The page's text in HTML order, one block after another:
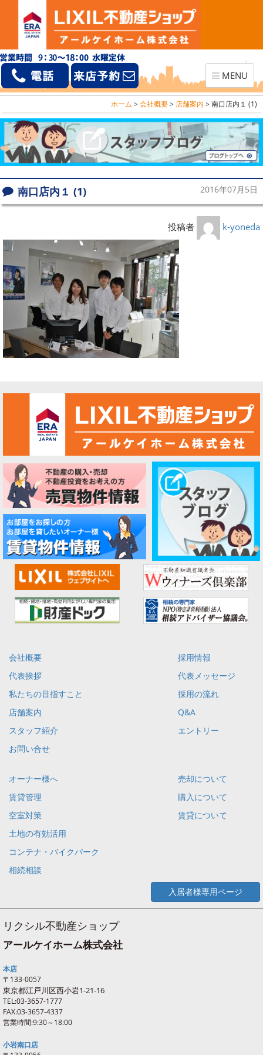
Toggle
navigation
MENU
ホーム >会社概要> 店舗案内 >南口店内１ (1)
南口店内１ (1) 2016年07月5日
投稿者 k-yoneda
会社概要
代表挨拶
私たちの目指すこと
店舗案内
スタッフ紹介
お問い合せ
採用情報
代表メッセージ
採用の流れ
Q&A
エントリー
オーナー様へ
賃貸管理
空室対策
土地の有効活用
コンテナ・バイクパーク
相続相談
売却について
購入について
賃貸について
入居者様専用ページ
リクシル不動産ショップ
アールケイホーム株式会社
本店
〒133-0057
東京都江戸川区西小岩1-21-16
TEL:03-3657-1777
FAX:03-3657-4337
営業時間:9:30～18:00
小岩南口店